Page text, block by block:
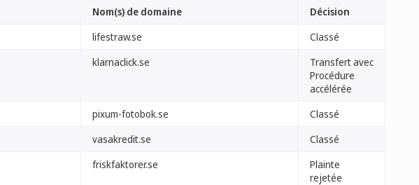
Nom(s) de domaine
Décision
lifestraw.se
Classé
klarnaclick.se
Transfert avec
Procédure
accélérée
pixum-fotobok.se
Classé
vasakredit.se
Classé
friskfaktorer.se
Plainte
rejetée